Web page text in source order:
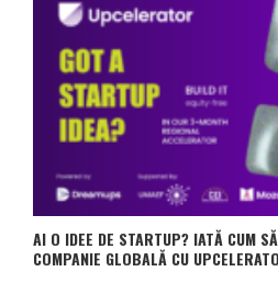
AI O IDEE DE STARTUP? IATĂ CUM
COMPANIE GLOBALĂ CU